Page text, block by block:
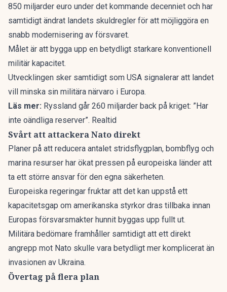
850 miljarder euro under det kommande decenniet och har
samtidigt ändrat landets skuldregler för att möjliggöra en
snabb modernisering av försvaret.
Målet är att bygga upp en betydligt starkare konventionell
militär kapacitet.
Utvecklingen sker samtidigt som USA signalerar att landet
vill minska sin militära närvaro i Europa.
Läs mer: Ryssland går 260 miljarder back på kriget: ”Har
inte oändliga reserver”. Realtid
Svårt att attackera Nato direkt
Planer på att reducera antalet stridsflygplan, bombflyg och
marina resurser har ökat pressen på europeiska länder att
ta ett större ansvar för den egna säkerheten.
Europeiska regeringar fruktar att det kan uppstå ett
kapacitetsgap om amerikanska styrkor dras tillbaka innan
Europas försvarsmakter hunnit byggas upp fullt ut.
Militära bedömare framhåller samtidigt att ett direkt
angrepp mot Nato skulle vara betydligt mer komplicerat än
invasionen av Ukraina.
Övertag på flera plan